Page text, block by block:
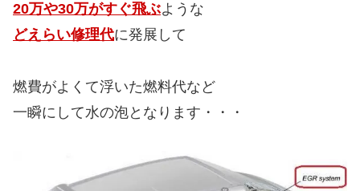
20万や30万がすぐ飛ぶような
どえらい修理代に発展して
燃費がよくて浮いた燃料代など
一瞬にして水の泡となります・・・